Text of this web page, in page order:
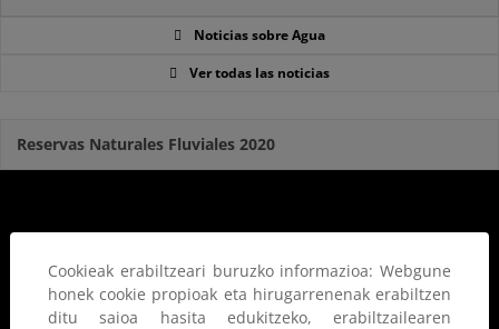
Noticias sobre Agua
Ver todas las noticias
Reservas Naturales Fluviales 2020
Cookieak erabiltzeari buruzko informazioa: Webgune
honek cookie propioak eta hirugarrenenak erabiltzen
ditu saioa hasita edukitzeko, erabiltzailearen